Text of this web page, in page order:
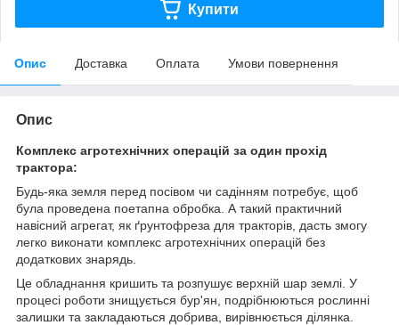
Купити
Опис Доставка Оплата Умови повернення
Опис
Комплекс агротехнічних операцій за один прохід
трактора:
Будь-яка земля перед посівом чи садінням потребує, щоб
була проведена поетапна обробка. А такий практичний
навісний агрегат, як ґрунтофреза для тракторів, дасть змогу
легко виконати комплекс агротехнічних операцій без
додаткових знарядь.
Це обладнання кришить та розпушує верхній шар землі. У
процесі роботи знищується бур'ян, подрібнюються рослинні
залишки та закладаються добрива, вирівнюється ділянка.